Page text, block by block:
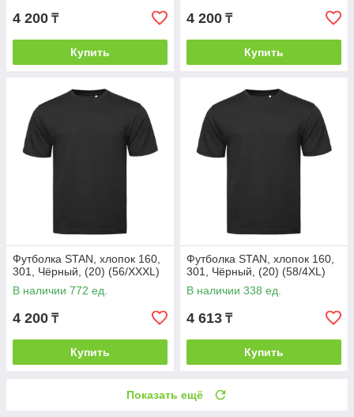
4 200 ₸
Купить
4 200 ₸
Купить
Футболка STAN, хлопок 160,
301, Чёрный, (20) (56/XXXL)
В наличии 772 ед.
4 200 ₸
Купить
Футболка STAN, хлопок 160,
301, Чёрный, (20) (58/4XL)
В наличии 338 ед.
4 613 ₸
Купить
Показать ещё